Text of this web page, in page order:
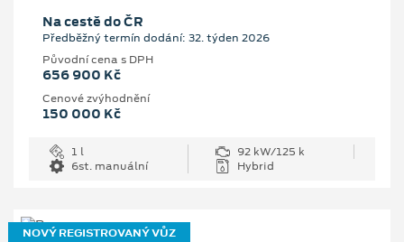
Na cestě do ČR
Předběžný termín dodání: 32. týden 2026
Původní cena s DPH
656 900 Kč
Cenové zvýhodnění
150 000 Kč
1 l
92 kW/125 k
6st. manuální
Hybrid
NOVÝ REGISTROVANÝ VŮZ